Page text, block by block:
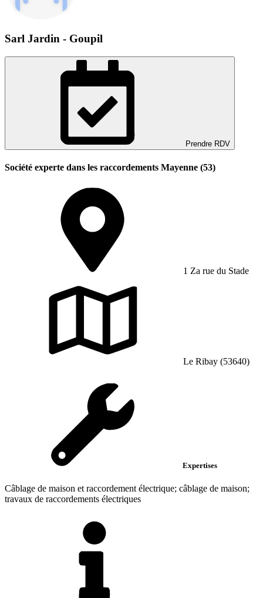
Sarl Jardin - Goupil
Prendre RDV
Société experte dans les raccordements Mayenne (53)
1 Za rue du Stade
Le Ribay (53640)
Expertises
Câblage de maison et raccordement électrique; câblage de maison;
travaux de raccordements électriques